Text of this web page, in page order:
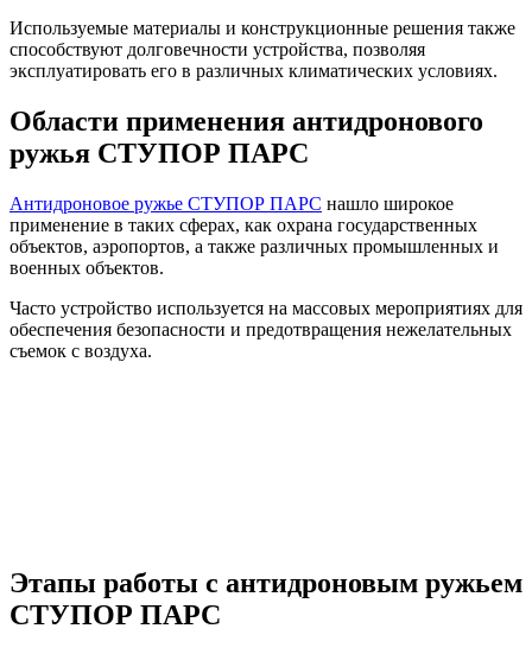
Используемые материалы и конструкционные решения также
способствуют долговечности устройства, позволяя
эксплуатировать его в различных климатических условиях.
Области применения антидронового
ружья СТУПОР ПАРС
Антидроновое ружье СТУПОР ПАРС нашло широкое
применение в таких сферах, как охрана государственных
объектов, аэропортов, а также различных промышленных и
военных объектов.
Часто устройство используется на массовых мероприятиях для
обеспечения безопасности и предотвращения нежелательных
съемок с воздуха.
Этапы работы с антидроновым ружьем
СТУПОР ПАРС